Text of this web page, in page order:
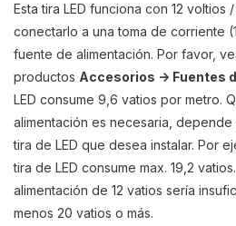
Esta tira LED funciona con 12 voltios
conectarlo a una toma de corriente
fuente de alimentación. Por favor,
productos Accesorios -> Fuentes
LED consume 9,6 vatios por metro.
alimentación es necesaria,
tira de LED que desea instalar. Por
tira de LED consume max. 19,2
alimentación de 12 vatios sería
menos 20 vatios o más.